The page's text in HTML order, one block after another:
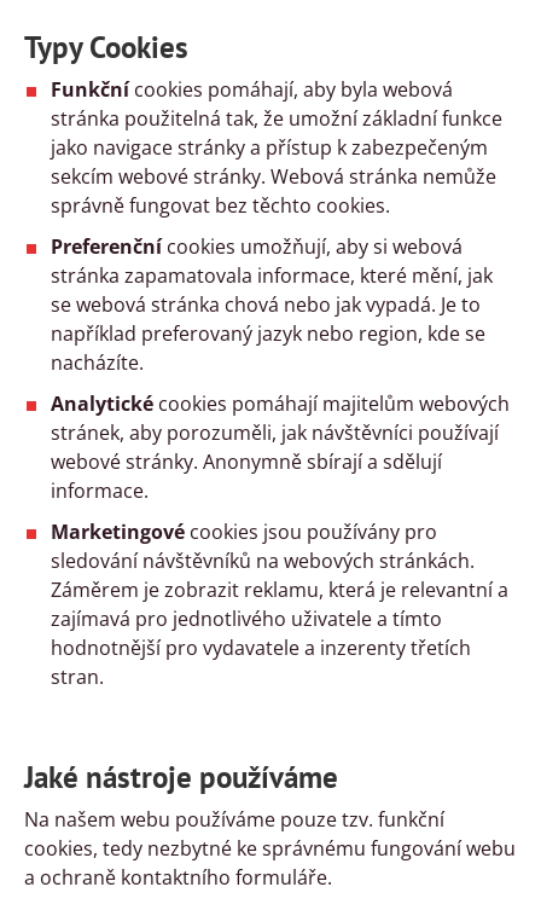
Typy Cookies
Funkčnícookies pomáhají, aby byla webová
stránka použitelná tak, že umožní základní funkce
jako navigace stránky a přístup k zabezpečeným
sekcím webové stránky. Webová stránka nemůže
správně fungovat bez těchto cookies.
Preferenčnícookies umožňují, aby si webová
stránka zapamatovala informace, které mění, jak
se webová stránka chová nebo jak vypadá. Je to
například preferovaný jazyk nebo region, kde se
nacházíte.
Analytické cookies pomáhají majitelům webových
stránek, aby porozuměli, jak návštěvníci používají
webové stránky. Anonymně sbírají a sdělují
informace.
Marketingové cookies jsou používány pro
sledování návštěvníků na webových stránkách.
Záměrem je zobrazit reklamu, která je relevantní a
zajímavá pro jednotlivého uživatele a tímto
hodnotnější pro vydavatele a inzerenty třetích
stran.
Jaké nástroje používáme
Na našem webu používáme pouze tzv. funkční
cookies, tedy nezbytné ke správnému fungování webu
a ochraně kontaktního formuláře.